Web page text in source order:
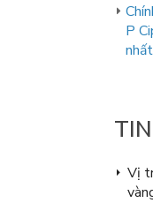
P
nhất
Vị